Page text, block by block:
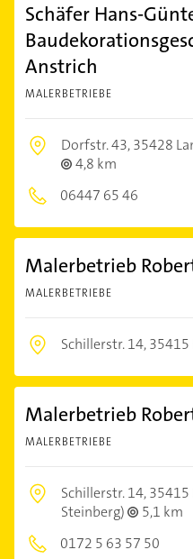
Schäfer Hans-
Anstrich
MALERBETRIEBE
Dorfstr. 43,35428
4,8 km
06447 65 46
Malerbetrieb
MALERBETRIEBE
Schillerstr. 14,35415
Malerbetrieb
MALERBETRIEBE
Schillerstr. 14,35415
Steinberg)
5,1 km
0172 5 63 57 50